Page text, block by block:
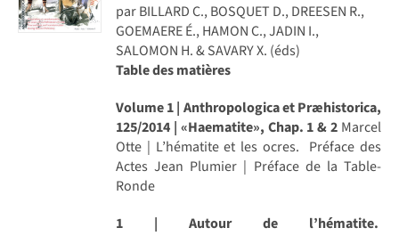
par BILLARD C., BOSQUET D., DREESEN R.,
GOEMAERE É., HAMON C., JADIN I.,
SALOMON H. & SAVARY X. (éds)
Table des matières
Volume 1 | Anthropologica et Præhistorica,
125/2014 | «Haematite», Chap. 1 & 2 Marcel
Otte | L’hématite et les ocres. Préface des
Actes Jean Plumier | Préface de la Table-
Ronde
1 | Autour de l’hématite.